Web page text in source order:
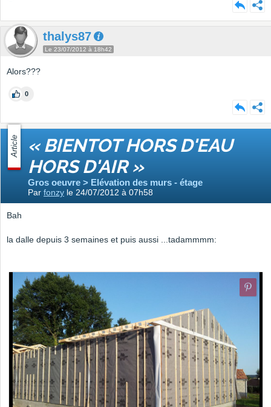
thalys87
Le 23/07/2012 à 18h42
Alors???
0
Article « BIENTOT HORS D'EAU
HORS D'AIR »
Gros oeuvre > Elévation des murs - étage
Par fonzy le 24/07/2012 à 07h58
Bah
la dalle depuis 3 semaines et puis aussi ...tadammmm: